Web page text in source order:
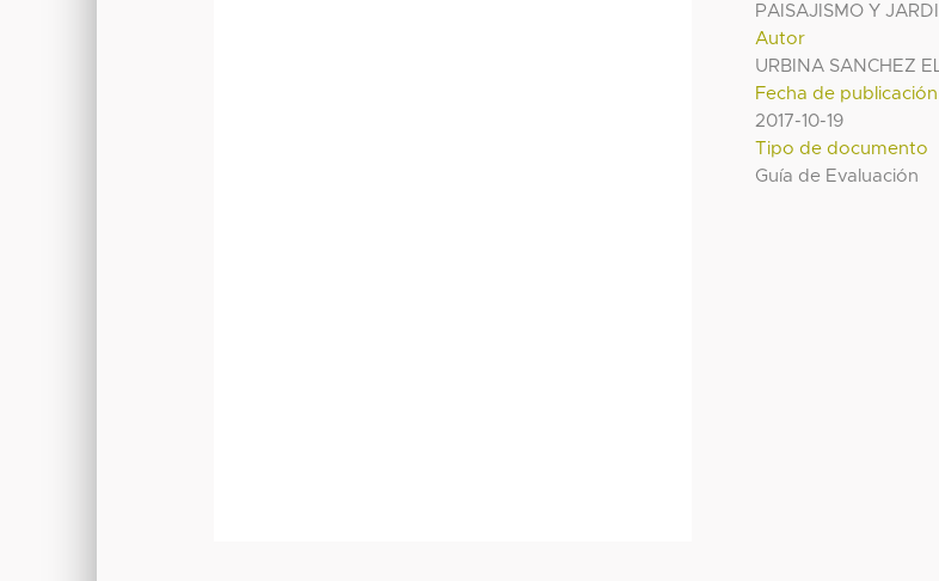
PAISAJISMO Y
Autor
URBINA SANCHEZ
Fecha de publicación
2017-10-19
Tipo de documento
Guía de Evaluación